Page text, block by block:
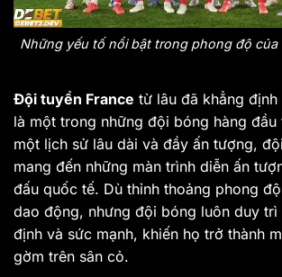
Những yếu tố nổi bật trong phong độ của
Đội tuyển France từ lâu đã khẳng
là một trong những đội bóng hàng đầu
một lịch sử lâu dài và đầy ấn tượng,
mang đến những màn trình diễn ấn
đấu quốc tế. Dù thỉnh thoảng phong
dao động, nhưng đội bóng luôn duy
định và sức mạnh, khiến họ trở thành
gờm trên sân cỏ.